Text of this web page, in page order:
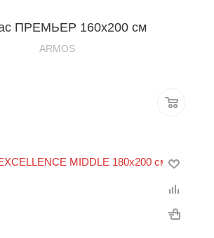
ПРЕМЬЕР 160х200 см
ARMOS